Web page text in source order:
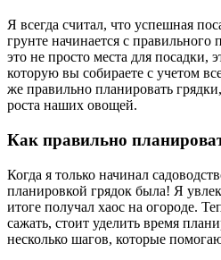
Я всегда считал, что успешная
грунте начинается с
это не просто места для посадки,
которую вы собираете с учетом
же правильно планировать
роста наших овощей.
Как правильно
Когда я только начинал
планировкой грядок была! Я
итоге получал хаос на огороде.
сажать, стоит уделить время
несколько шагов, которые